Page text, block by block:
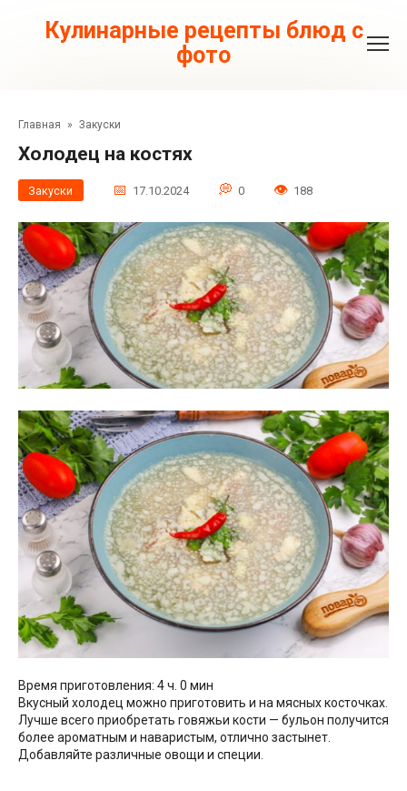
контентуКулинарные рецепты блюд с
фото
Главная » Закуски
Холодец на костях
Закуски 17.10.2024 0 188
Время приготовления: 4 ч. 0 мин
Вкусный холодец можно приготовить и на мясных косточках.
Лучше всего приобретать говяжьи кости — бульон получится
более ароматным и наваристым, отлично застынет.
Добавляйте различные овощи и специи.